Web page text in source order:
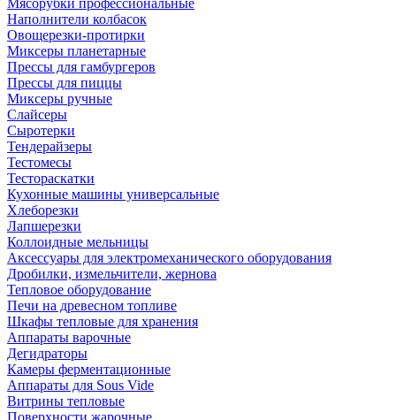
Мясорубки профессиональные
Наполнители колбасок
Овощерезки-протирки
Миксеры планетарные
Прессы для гамбургеров
Прессы для пиццы
Миксеры ручные
Слайсеры
Сыротерки
Тендерайзеры
Тестомесы
Тестораскатки
Кухонные машины универсальные
Хлеборезки
Лапшерезки
Коллоидные мельницы
Аксессуары для электромеханического оборудования
Дробилки, измельчители, жернова
Тепловое оборудование
Печи на древесном топливе
Шкафы тепловые для хранения
Аппараты варочные
Дегидраторы
Камеры ферментационные
Аппараты для Sous Vide
Витрины тепловые
Поверхности жарочные